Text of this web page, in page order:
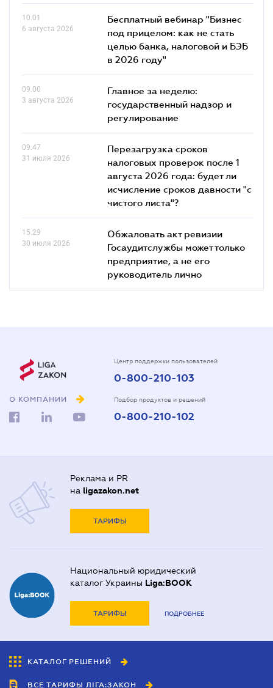
10.01
6 августа 2026
Бесплатный вебинар "Бизнес
под прицелом: как не стать
целью банка, налоговой и БЭБ
в 2026 году"
09.00
3 августа 2026
Главное за неделю:
государственный надзор и
регулирование
09.47
31 июля 2026
Перезагрузка сроков
налоговых проверок после 1
августа 2026 года: будет ли
исчисление сроков давности "с
чистого листа"?
15.29
30 июля 2026
Обжаловать акт ревизии
Госаудитслужбы может только
предприятие, а не его
руководитель лично
О КОМПАНИИ
Центр поддержки пользователей
0-800-210-103
Подбор продуктов и решений
0-800-210-102
Реклама и PR
на ligazakon.net
ТАРИФЫ
Национальный юридический
каталог Украины Liga:BOOK
ТАРИФЫ ПОДРОБНЕЕ
КАТАЛОГ РЕШЕНИЙ
ВСЕ ТАРИФЫ ЛІГА:ЗАКОН